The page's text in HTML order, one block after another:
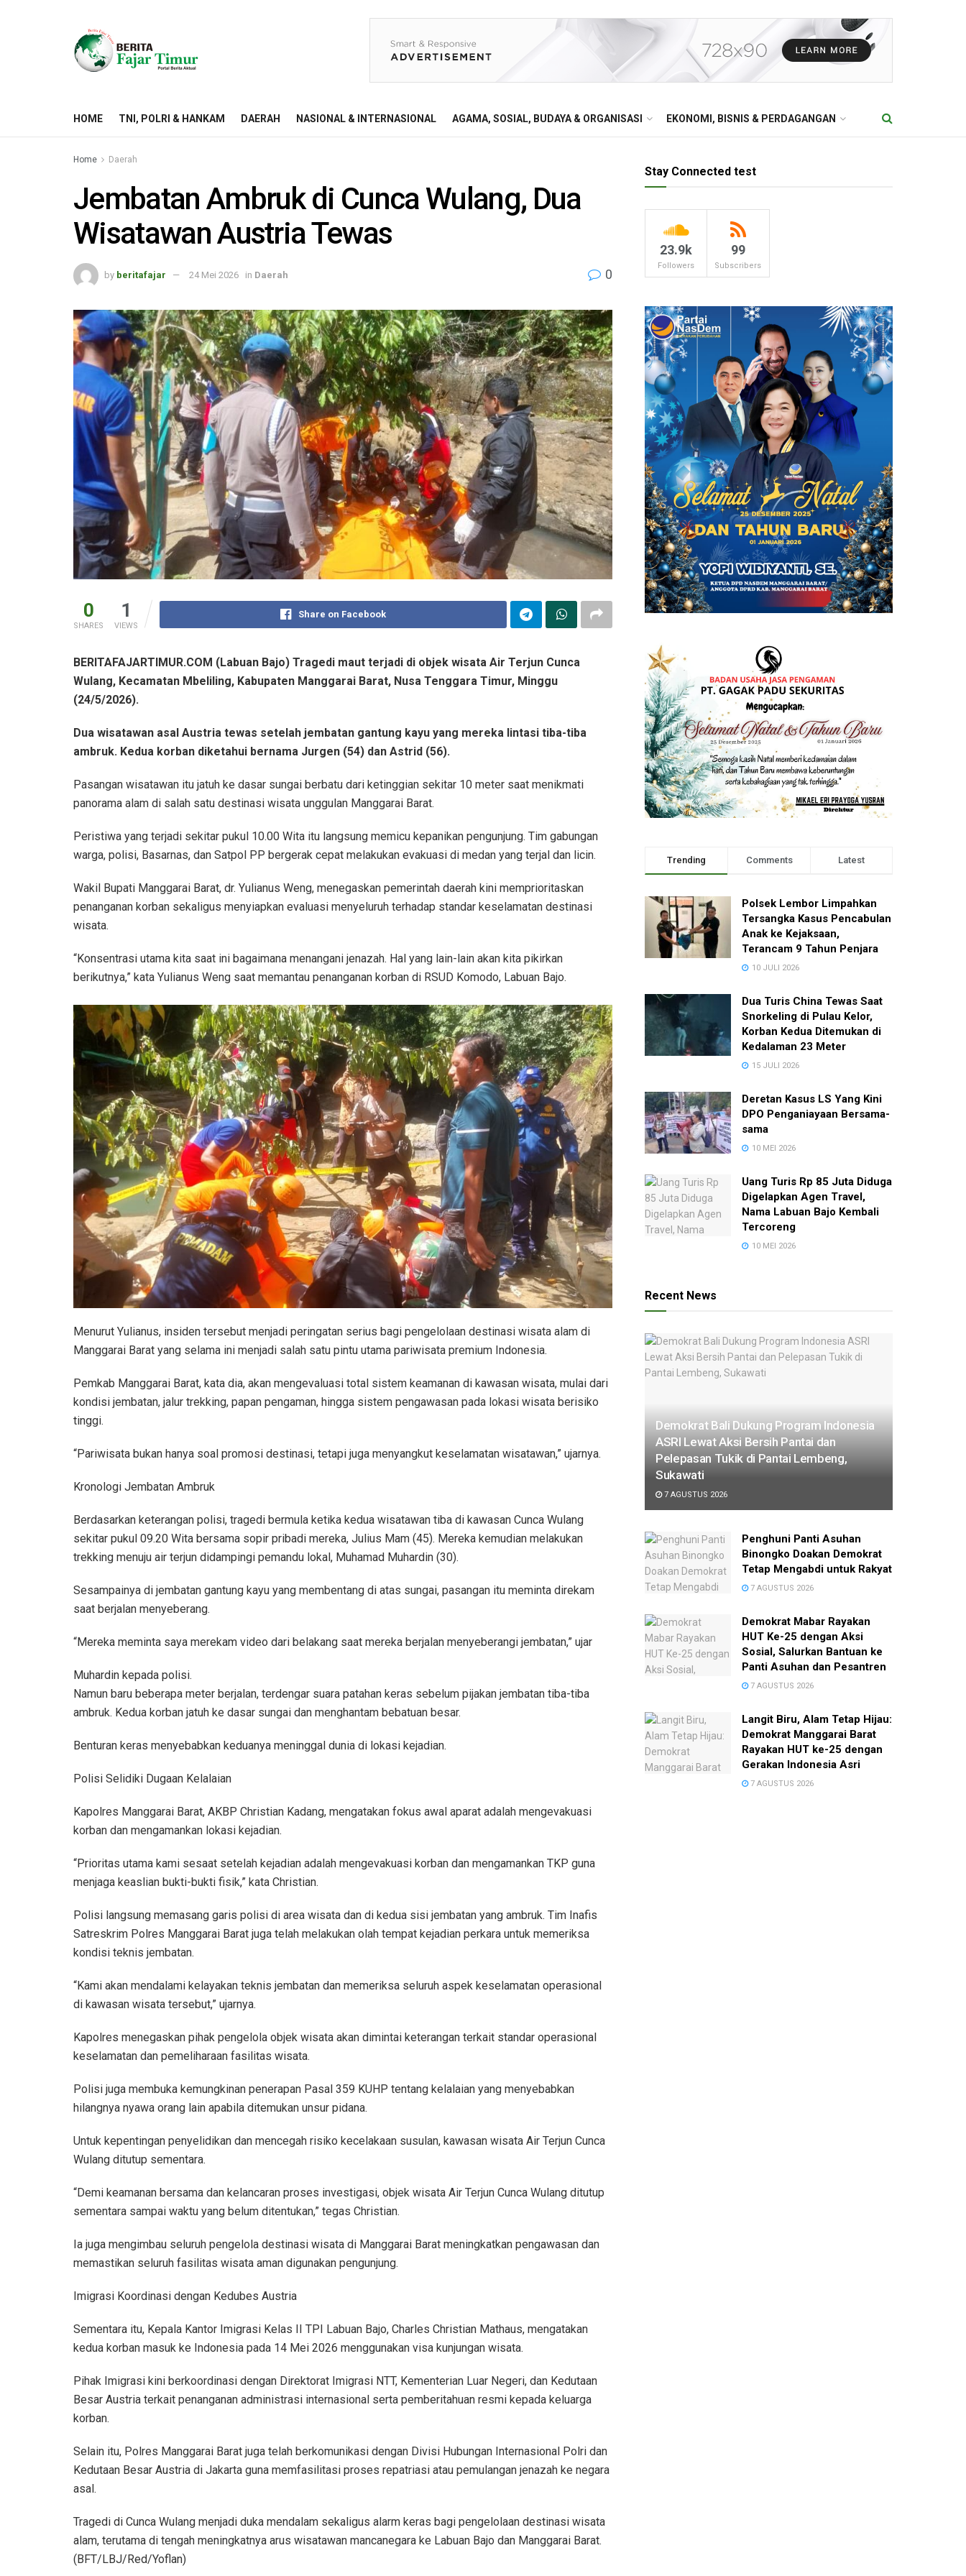
HOME TNI, POLRI & HANKAM DAERAH NASIONAL & INTERNASIONAL AGAMA, SOSIAL, BUDAYA & ORGANISASI EKONOMI, BISNIS & PERDAGANGAN
Home Daerah
Jembatan Ambruk di Cunca Wulang, Dua
Wisatawan Austria Tewas
by beritafajar 24 Mei 2026 in Daerah 0
0
SHARES
1
VIEWS
Share on Facebook
BERITAFAJARTIMUR.COM (Labuan Bajo) Tragedi maut terjadi di objek wisata Air Terjun Cunca
Wulang, Kecamatan Mbeliling, Kabupaten Manggarai Barat, Nusa Tenggara Timur, Minggu
(24/5/2026).
Dua wisatawan asal Austria tewas setelah jembatan gantung kayu yang mereka lintasi tiba-tiba
ambruk. Kedua korban diketahui bernama Jurgen (54) dan Astrid (56).
Pasangan wisatawan itu jatuh ke dasar sungai berbatu dari ketinggian sekitar 10 meter saat menikmati
panorama alam di salah satu destinasi wisata unggulan Manggarai Barat.
Peristiwa yang terjadi sekitar pukul 10.00 Wita itu langsung memicu kepanikan pengunjung. Tim gabungan
warga, polisi, Basarnas, dan Satpol PP bergerak cepat melakukan evakuasi di medan yang terjal dan licin.
Wakil Bupati Manggarai Barat, dr. Yulianus Weng, menegaskan pemerintah daerah kini memprioritaskan
penanganan korban sekaligus menyiapkan evaluasi menyeluruh terhadap standar keselamatan destinasi
wisata.
“Konsentrasi utama kita saat ini bagaimana menangani jenazah. Hal yang lain-lain akan kita pikirkan
berikutnya,” kata Yulianus Weng saat memantau penanganan korban di RSUD Komodo, Labuan Bajo.
Menurut Yulianus, insiden tersebut menjadi peringatan serius bagi pengelolaan destinasi wisata alam di
Manggarai Barat yang selama ini menjadi salah satu pintu utama pariwisata premium Indonesia.
Pemkab Manggarai Barat, kata dia, akan mengevaluasi total sistem keamanan di kawasan wisata, mulai dari
kondisi jembatan, jalur trekking, papan pengaman, hingga sistem pengawasan pada lokasi wisata berisiko
tinggi.
“Pariwisata bukan hanya soal promosi destinasi, tetapi juga menyangkut keselamatan wisatawan,” ujarnya.
Kronologi Jembatan Ambruk
Berdasarkan keterangan polisi, tragedi bermula ketika kedua wisatawan tiba di kawasan Cunca Wulang
sekitar pukul 09.20 Wita bersama sopir pribadi mereka, Julius Mam (45). Mereka kemudian melakukan
trekking menuju air terjun didampingi pemandu lokal, Muhamad Muhardin (30).
Sesampainya di jembatan gantung kayu yang membentang di atas sungai, pasangan itu meminta direkam
saat berjalan menyeberang.
“Mereka meminta saya merekam video dari belakang saat mereka berjalan menyeberangi jembatan,” ujar
Muhardin kepada polisi.
Namun baru beberapa meter berjalan, terdengar suara patahan keras sebelum pijakan jembatan tiba-tiba
ambruk. Kedua korban jatuh ke dasar sungai dan menghantam bebatuan besar.
Benturan keras menyebabkan keduanya meninggal dunia di lokasi kejadian.
Polisi Selidiki Dugaan Kelalaian
Kapolres Manggarai Barat, AKBP Christian Kadang, mengatakan fokus awal aparat adalah mengevakuasi
korban dan mengamankan lokasi kejadian.
“Prioritas utama kami sesaat setelah kejadian adalah mengevakuasi korban dan mengamankan TKP guna
menjaga keaslian bukti-bukti fisik,” kata Christian.
Polisi langsung memasang garis polisi di area wisata dan di kedua sisi jembatan yang ambruk. Tim Inafis
Satreskrim Polres Manggarai Barat juga telah melakukan olah tempat kejadian perkara untuk memeriksa
kondisi teknis jembatan.
“Kami akan mendalami kelayakan teknis jembatan dan memeriksa seluruh aspek keselamatan operasional
di kawasan wisata tersebut,” ujarnya.
Kapolres menegaskan pihak pengelola objek wisata akan dimintai keterangan terkait standar operasional
keselamatan dan pemeliharaan fasilitas wisata.
Polisi juga membuka kemungkinan penerapan Pasal 359 KUHP tentang kelalaian yang menyebabkan
hilangnya nyawa orang lain apabila ditemukan unsur pidana.
Untuk kepentingan penyelidikan dan mencegah risiko kecelakaan susulan, kawasan wisata Air Terjun Cunca
Wulang ditutup sementara.
“Demi keamanan bersama dan kelancaran proses investigasi, objek wisata Air Terjun Cunca Wulang ditutup
sementara sampai waktu yang belum ditentukan,” tegas Christian.
Ia juga mengimbau seluruh pengelola destinasi wisata di Manggarai Barat meningkatkan pengawasan dan
memastikan seluruh fasilitas wisata aman digunakan pengunjung.
Imigrasi Koordinasi dengan Kedubes Austria
Sementara itu, Kepala Kantor Imigrasi Kelas II TPI Labuan Bajo, Charles Christian Mathaus, mengatakan
kedua korban masuk ke Indonesia pada 14 Mei 2026 menggunakan visa kunjungan wisata.
Pihak Imigrasi kini berkoordinasi dengan Direktorat Imigrasi NTT, Kementerian Luar Negeri, dan Kedutaan
Besar Austria terkait penanganan administrasi internasional serta pemberitahuan resmi kepada keluarga
korban.
Selain itu, Polres Manggarai Barat juga telah berkomunikasi dengan Divisi Hubungan Internasional Polri dan
Kedutaan Besar Austria di Jakarta guna memfasilitasi proses repatriasi atau pemulangan jenazah ke negara
asal.
Tragedi di Cunca Wulang menjadi duka mendalam sekaligus alarm keras bagi pengelolaan destinasi wisata
alam, terutama di tengah meningkatnya arus wisatawan mancanegara ke Labuan Bajo dan Manggarai Barat.
(BFT/LBJ/Red/Yoflan)
Stay Connected test
23.9k
Followers
99
Subscribers
Trending Comments Latest
Polsek Lembor Limpahkan
Tersangka Kasus Pencabulan
Anak ke Kejaksaan,
Terancam 9 Tahun Penjara
10 JULI 2026
Dua Turis China Tewas Saat
Snorkeling di Pulau Kelor,
Korban Kedua Ditemukan di
Kedalaman 23 Meter
15 JULI 2026
Deretan Kasus LS Yang Kini
DPO Penganiayaan Bersama-
sama
10 MEI 2026
Uang Turis Rp 85 Juta Diduga
Digelapkan Agen Travel,
Nama Labuan Bajo Kembali
Tercoreng
10 MEI 2026
Recent News
Demokrat Bali Dukung Program Indonesia
ASRI Lewat Aksi Bersih Pantai dan
Pelepasan Tukik di Pantai Lembeng,
Sukawati
7 AGUSTUS 2026
Penghuni Panti Asuhan
Binongko Doakan Demokrat
Tetap Mengabdi untuk Rakyat
7 AGUSTUS 2026
Demokrat Mabar Rayakan
HUT Ke-25 dengan Aksi
Sosial, Salurkan Bantuan ke
Panti Asuhan dan Pesantren
7 AGUSTUS 2026
Langit Biru, Alam Tetap Hijau:
Demokrat Manggarai Barat
Rayakan HUT ke-25 dengan
Gerakan Indonesia Asri
7 AGUSTUS 2026